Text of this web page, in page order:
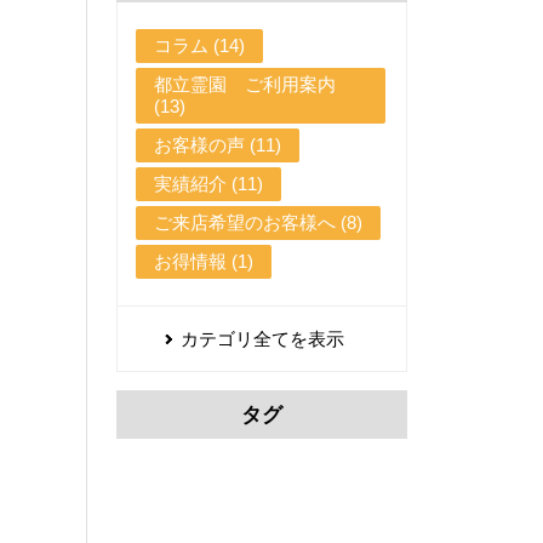
コラム (14)
都立霊園 ご利用案内
(13)
お客様の声 (11)
実績紹介 (11)
ご来店希望のお客様へ (8)
お得情報 (1)
カテゴリ全てを表示
タグ